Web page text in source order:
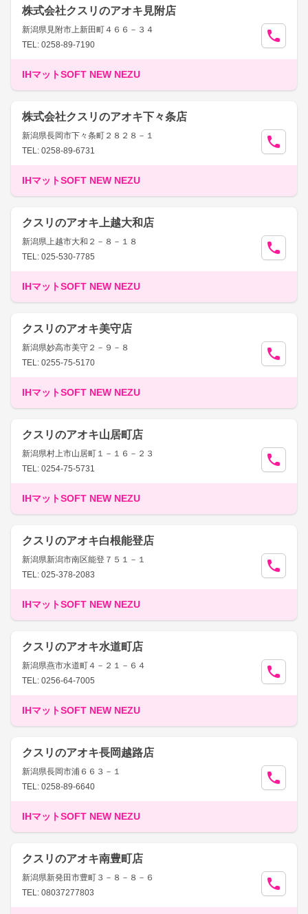
株式会社クスリのアオキ見附店
新潟県見附市上新田町４６６－３４
TEL: 0258-89-7190
IHマットSOFT NEW NEZU
株式会社クスリのアオキ下々条店
新潟県長岡市下々条町２８２８－１
TEL: 0258-89-6731
IHマットSOFT NEW NEZU
クスリのアオキ上越大和店
新潟県上越市大和２－８－１８
TEL: 025-530-7785
IHマットSOFT NEW NEZU
クスリのアオキ美守店
新潟県妙高市美守２－９－８
TEL: 0255-75-5170
IHマットSOFT NEW NEZU
クスリのアオキ山居町店
新潟県村上市山居町１－１６－２３
TEL: 0254-75-5731
IHマットSOFT NEW NEZU
クスリのアオキ白根能登店
新潟県新潟市南区能登７５１－１
TEL: 025-378-2083
IHマットSOFT NEW NEZU
クスリのアオキ水道町店
新潟県燕市水道町４－２１－６４
TEL: 0256-64-7005
IHマットSOFT NEW NEZU
クスリのアオキ長岡越路店
新潟県長岡市浦６６３－１
TEL: 0258-89-6640
IHマットSOFT NEW NEZU
クスリのアオキ南豊町店
新潟県新発田市豊町３－８－８－６
TEL: 08037277803